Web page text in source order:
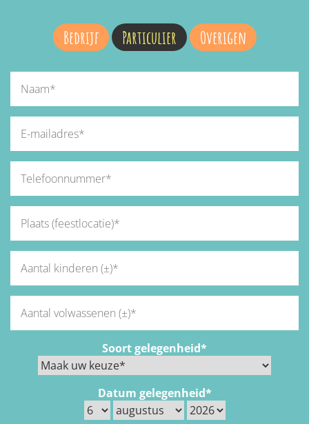
Bedrijf Particulier Overigen
Soort gelegenheid*
Datum gelegenheid*